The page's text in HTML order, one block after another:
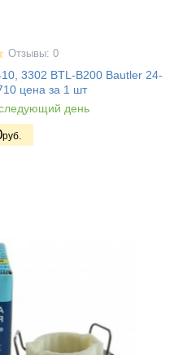
Отзывы: 0
3302 BTL-B200 Bautler 24-
цена за 1 шт
день
руб.